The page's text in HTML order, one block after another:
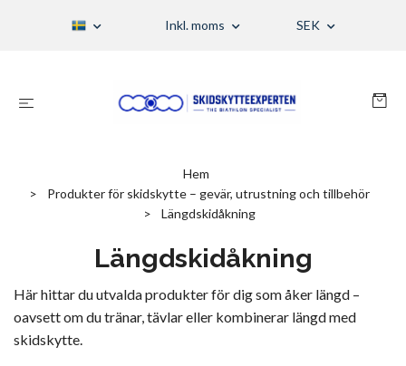
Inkl. moms SEK
Hem
Produkter för skidskytte – gevär, utrustning och tillbehör
Längdskidåkning
Längdskidåkning
Här hittar du utvalda produkter för dig som åker längd –
oavsett om du tränar, tävlar eller kombinerar längd med
skidskytte.